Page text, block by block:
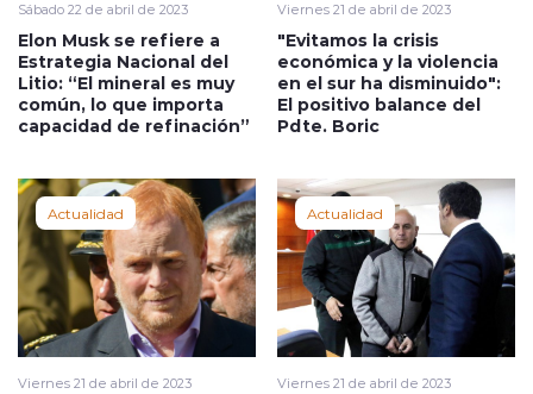
Sábado 22 de abril de 2023
Elon Musk se refiere a
Estrategia Nacional del
Litio: “El mineral es muy
común, lo que importa
capacidad de refinación”
Viernes 21 de abril de 2023
"Evitamos la crisis
económica y la violencia
en el sur ha disminuido":
El positivo balance del
Pdte. Boric
Actualidad
Viernes 21 de abril de 2023
Actualidad
Viernes 21 de abril de 2023